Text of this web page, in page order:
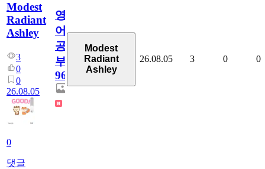
Modest
Radiant
Ashley
3
0
0
26.08.05
0
댓글
영
어
공
부
96
Modest
Radiant
Ashley
26.08.05 3 0 0